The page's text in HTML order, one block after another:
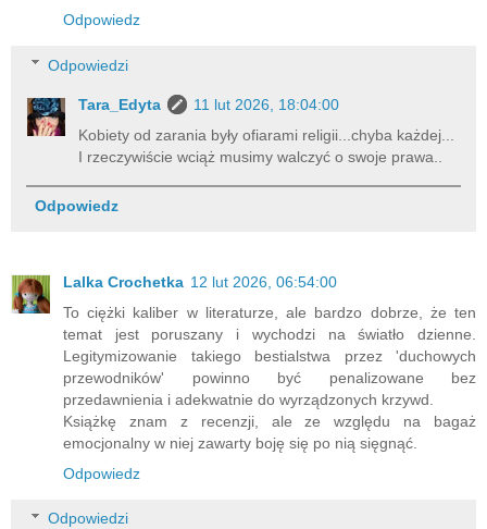
Odpowiedz
Odpowiedzi
Tara_Edyta
11 lut 2026, 18:04:00
Kobiety od zarania były ofiarami religii...chyba każdej...
I rzeczywiście wciąż musimy walczyć o swoje prawa..
Odpowiedz
Lalka Crochetka 12 lut 2026, 06:54:00
To ciężki kaliber w literaturze, ale bardzo dobrze, że ten
temat jest poruszany i wychodzi na światło dzienne.
Legitymizowanie takiego bestialstwa przez 'duchowych
przewodników' powinno być penalizowane bez
przedawnienia i adekwatnie do wyrządzonych krzywd.
Książkę znam z recenzji, ale ze względu na bagaż
emocjonalny w niej zawarty boję się po nią sięgnąć.
Odpowiedz
Odpowiedzi